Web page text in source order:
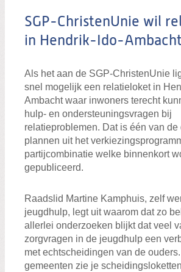
SGP-ChristenUnie wil
in Hendrik-Ido-
Als het aan de SGP-ChristenUnie
snel mogelijk een relatieloket in
Ambacht waar inwoners terecht
hulp- en ondersteuningsvragen bij
relatieproblemen. Dat is één van
plannen uit het
partijcombinatie welke binnenkort
gepubliceerd.
Raadslid Martine Kamphuis, zelf
jeugdhulp, legt uit waarom dat zo
allerlei onderzoeken blijkt dat veel
zorgvragen in de jeugdhulp een
met echtscheidingen van de ouders.
gemeenten zie je